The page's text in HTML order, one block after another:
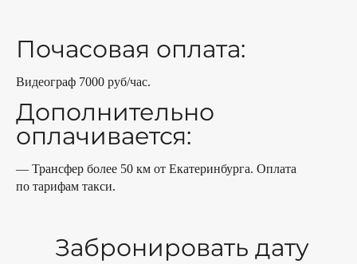
Почасовая оплата:
Видеограф 7000 руб/час.
Дополнительно
оплачивается:
— Трансфер более 50 км от Екатеринбурга. Оплата
по тарифам такси.
Забронировать дату